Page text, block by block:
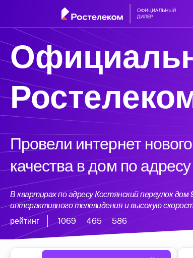
Провели интернет
качества в дом по
В квартирах по адресу Костянский переулок
интерактивного телевидения и высокую
рейтинг
1069 465 586